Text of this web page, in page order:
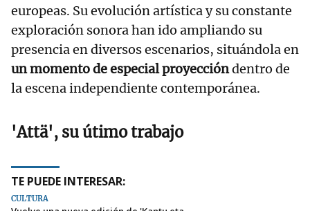
europeas. Su evolución artística y su constante
exploración sonora han ido ampliando su
presencia en diversos escenarios, situándola en
un momento de especial proyeccióndentro de
la escena independiente contemporánea.
'Attä', su útimo trabajo
TE PUEDE INTERESAR:
CULTURA